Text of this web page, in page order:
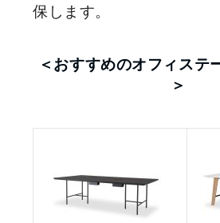
保します。
＜おすすめのオフィステ
＞